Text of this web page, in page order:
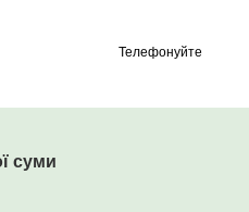
Телефонуйте
суми